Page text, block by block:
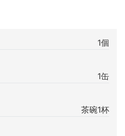
1個
1缶
茶碗1杯